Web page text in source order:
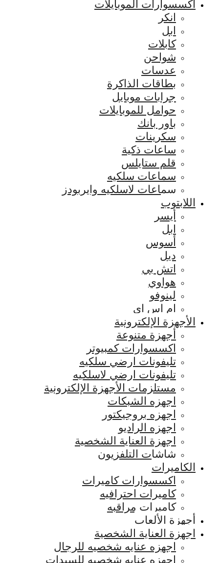
اكسسوارات الموبايلات
انكر
ابل
كابلات
شواحن
عدسات
بطاقات الذاكرة
جرابات موبايل
حوامل للموبايلات
باور بانك
سكرينات
ساعات ذكية
قلم ستايلس
سماعات سلكيه
سماعات لاسلكيه وايربودز
اللابتوب
أيسر
ابل
أسوس
ديل
اتش بي
هواوي
لينوفو
ام اس اي
الأجهزة الإلكترونية
أجهزة متنوعة
اكسسوارات كمبيوتر
تليفونات ارضي سلكيه
تليفونات ارضي لاسلكيه
مستلزمات الأجهزة الإلكترونية
اجهزه الشبكات
اجهزه بروجيكتور
اجهزه الراديو
اجهزة العناية الشخصية
شاشات التلفزيون
الكاميرات
اكسسوارات كاميرات
كاميرات احترافيه
كاميرات مراقبه
أجهزة الألعاب
اجهزة العناية الشخصية
اجهزه عنايه شخصيه للرجال
اجهزه عنايه شخصيه للسيدات